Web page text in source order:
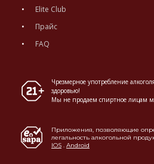
Elite Club
Прайс
FAQ
Чрезмерное употребление
здоровью!
Мы не продаем спиртное лицам
Приложения, позволяющие
легальность алкогольной
IOS . Android